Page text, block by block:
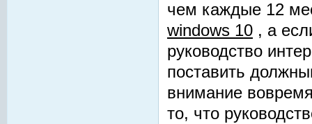
чем каждые 12
windows 10 , а
руководство
поставить
внимание
то, что